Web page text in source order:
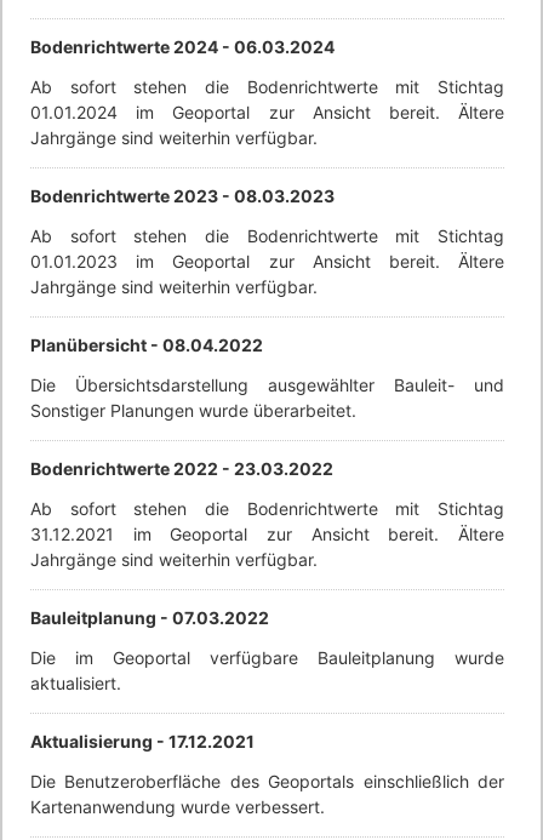
Bodenrichtwerte 2024 - 06.03.2024
Ab sofort stehen die Bodenrichtwerte mit Stichtag
01.01.2024 im Geoportal zur Ansicht bereit. Ältere
Jahrgänge sind weiterhin verfügbar.
Bodenrichtwerte 2023 - 08.03.2023
Ab sofort stehen die Bodenrichtwerte mit Stichtag
01.01.2023 im Geoportal zur Ansicht bereit. Ältere
Jahrgänge sind weiterhin verfügbar.
Planübersicht - 08.04.2022
Die Übersichtsdarstellung ausgewählter Bauleit- und
Sonstiger Planungen wurde überarbeitet.
Bodenrichtwerte 2022 - 23.03.2022
Ab sofort stehen die Bodenrichtwerte mit Stichtag
31.12.2021 im Geoportal zur Ansicht bereit. Ältere
Jahrgänge sind weiterhin verfügbar.
Bauleitplanung - 07.03.2022
Die im Geoportal verfügbare Bauleitplanung wurde
aktualisiert.
Aktualisierung - 17.12.2021
Die Benutzeroberfläche des Geoportals einschließlich der
Kartenanwendung wurde verbessert.